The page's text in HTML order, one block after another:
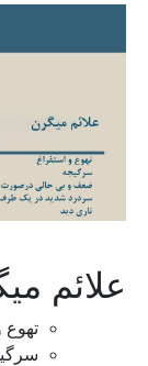
علائم
تهوع